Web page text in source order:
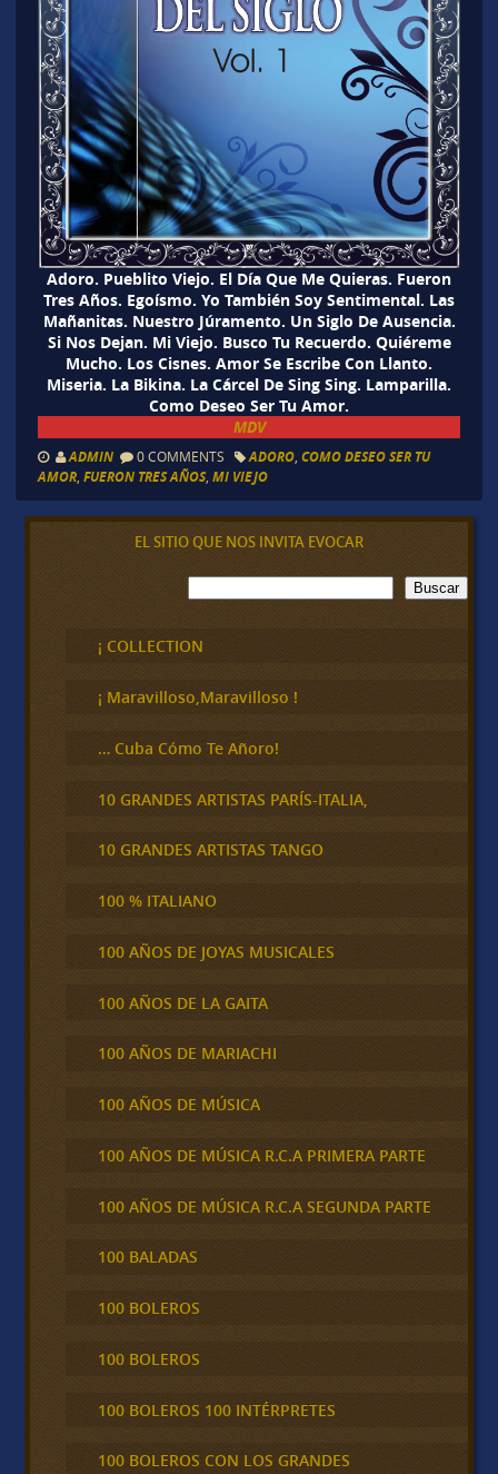
Adoro. Pueblito Viejo. El Día Que Me Quieras. Fueron
Tres Años. Egoísmo. Yo También Soy Sentimental. Las
Mañanitas. Nuestro Júramento. Un Siglo De Ausencia.
Si Nos Dejan. Mi Viejo. Busco Tu Recuerdo. Quiéreme
Mucho. Los Cisnes. Amor Se Escribe Con Llanto.
Miseria. La Bikina. La Cárcel De Sing Sing. Lamparilla.
Como Deseo Ser Tu Amor.
MDV
ADMIN 0 COMMENTS ADORO, COMO DESEO SER TU
AMOR, FUERON TRES AÑOS, MI VIEJO
EL SITIO QUE NOS INVITA EVOCAR
B
u
c
a
Buscar
¡ COLLECTION
¡ Maravilloso,Maravilloso !
… Cuba Cómo Te Añoro!
10 GRANDES ARTISTAS PARÍS-ITALIA,
10 GRANDES ARTISTAS TANGO
100 % ITALIANO
100 AÑOS DE JOYAS MUSICALES
100 AÑOS DE LA GAITA
100 AÑOS DE MARIACHI
100 AÑOS DE MÚSICA
100 AÑOS DE MÚSICA R.C.A PRIMERA PARTE
100 AÑOS DE MÚSICA R.C.A SEGUNDA PARTE
100 BALADAS
100 BOLEROS
100 BOLEROS
100 BOLEROS 100 INTÉRPRETES
100 BOLEROS CON LOS GRANDES